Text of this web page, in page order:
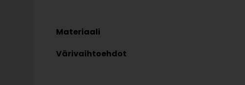
Materiaali
Värivaihtoehdot